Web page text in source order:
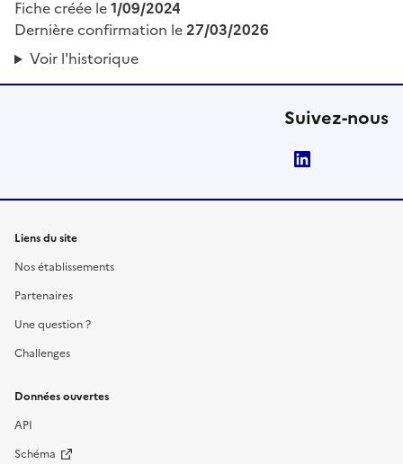
Fiche créée le1/09/2024
Dernière confirmation le27/03/2026
Voir l'historique
Suivez-nous
Liens du site
Nos établissements
Partenaires
Une question ?
Challenges
Données ouvertes
API
Schéma